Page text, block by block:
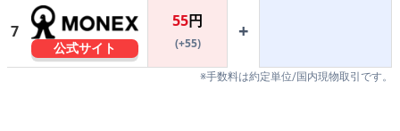
7
公式サイト
55円
(+55)
+
※手数料は約定単位/国内現物取引です。